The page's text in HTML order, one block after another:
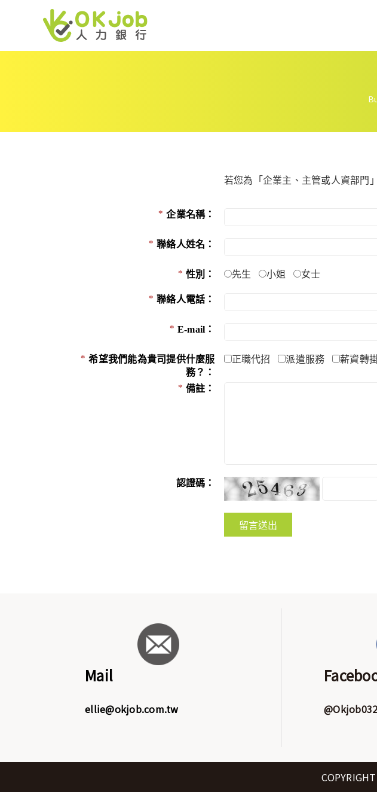
若您為「企業主、主管或人資部門
企業名稱：
聯絡人姓名：
性別： 先生 小姐 女士
聯絡人電話：
E-mail：
希望我們能為貴司提供什麼服
務？：
正職代招 派遣服務 薪資轉
備註：
認證碼：
Mail
ellie@okjob.com.tw